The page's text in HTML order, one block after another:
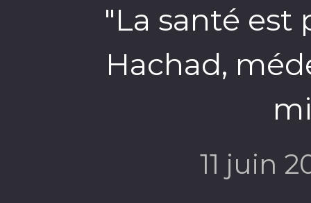
"La santé est
Hachad,
11 juin